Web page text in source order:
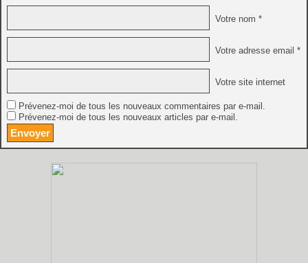
Votre nom *
Votre adresse email *
Votre site internet
Prévenez-moi de tous les nouveaux commentaires par e-mail.
Prévenez-moi de tous les nouveaux articles par e-mail.